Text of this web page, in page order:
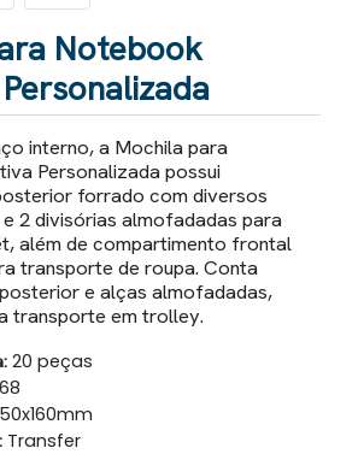
Notebook
interno, a Mochila para
Personalizada possui
forrado com diversos
2 divisórias almofadadas para
além de compartimento frontal
transporte de roupa. Conta
e alças almofadadas,
transporte em trolley.
20 peças
Transfer